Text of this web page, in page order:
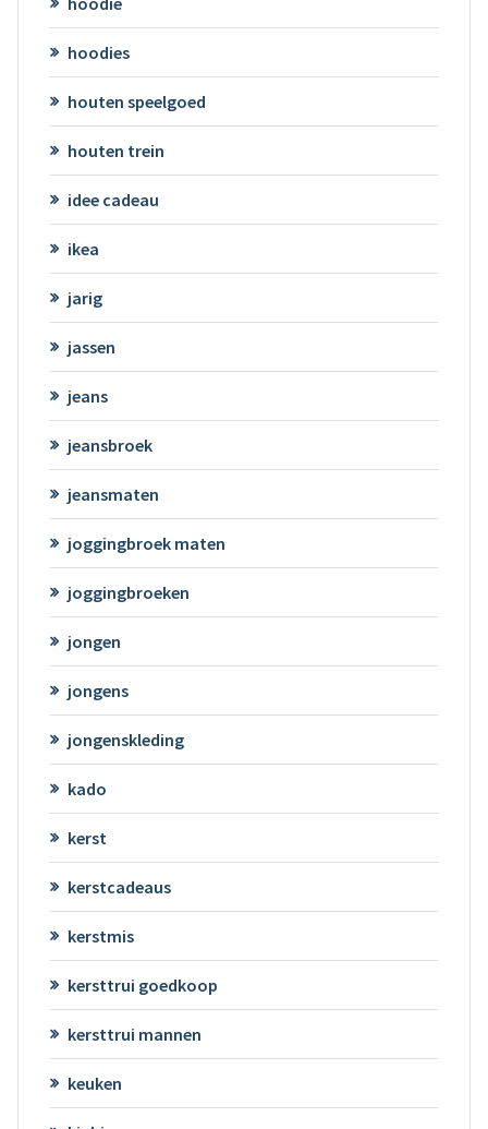
hoodies
houten speelgoed
houten trein
idee cadeau
ikea
jarig
jassen
jeans
jeansbroek
jeansmaten
joggingbroek maten
joggingbroeken
jongen
jongens
jongenskleding
kado
kerst
kerstcadeaus
kerstmis
kersttrui goedkoop
kersttrui mannen
keuken